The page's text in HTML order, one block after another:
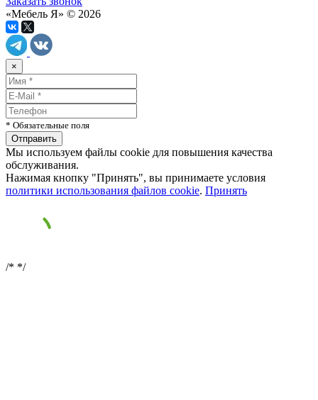
«Мебель Я» © 2026
×
* Обязательные поля
Мы используем файлы cookie для повышения качества
обслуживания.
Нажимая кнопку "Принять", вы принимаете условия
политики использования файлов cookie. Принять
/* */